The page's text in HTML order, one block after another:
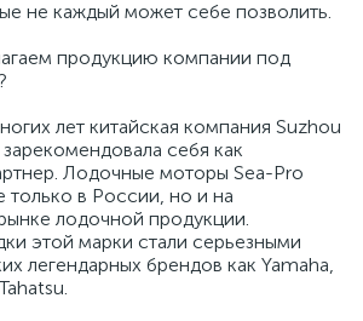
не каждый может себе позволить.
продукцию компании под
лет китайская компания Suzhou
себя как
Лодочные моторы Sea-Pro
только в России, но и на
лодочной продукции.
этой марки стали серьезными
легендарных брендов как Yamaha,